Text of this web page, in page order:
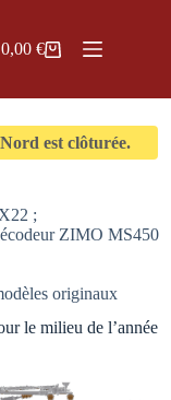
Panier
0,00€
est clôturée.
;
ZIMO MS450
originaux
le milieu de l’année